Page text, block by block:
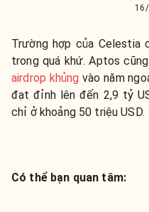
Trường hợp của
trong quá khứ. Aptos
airdrop khủng vào năm
đạt đỉnh lên đến 2,9 tỷ
chỉ ở khoảng 50 triệu USD.
Có thể bạn quan tâm: